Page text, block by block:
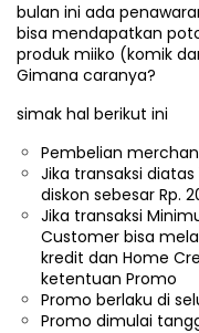
bulan ini ada
bisa mendapatkan
produk miiko (komik
Gimana caranya?
simak hal berikut ini
Pembelian
Jika transaksi
diskon sebesar Rp.
Jika transaksi
Customer bisa
kredit dan Home
ketentuan Promo
Promo berlaku di
Promo dimulai